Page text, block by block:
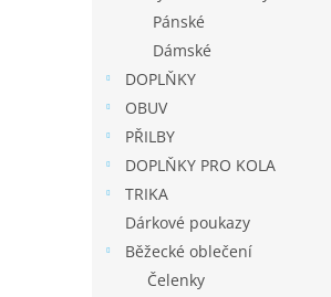
Pánské
Dámské
DOPLŇKY
OBUV
PŘILBY
DOPLŇKY PRO KOLA
TRIKA
Dárkové poukazy
Běžecké oblečení
Čelenky